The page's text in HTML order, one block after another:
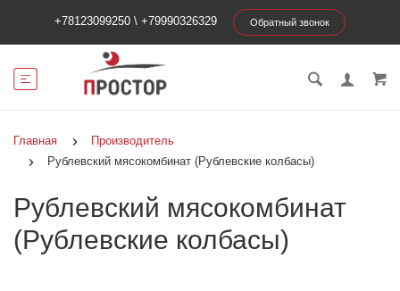
+78123099250 \ +79990326329 Обратный звонок
Главная
Производитель
Рублевский мясокомбинат (Рублевские колбасы)
Рублевский мясокомбинат
(Рублевские колбасы)